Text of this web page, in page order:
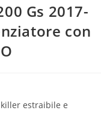
Gs 2017-
con
estraibile e